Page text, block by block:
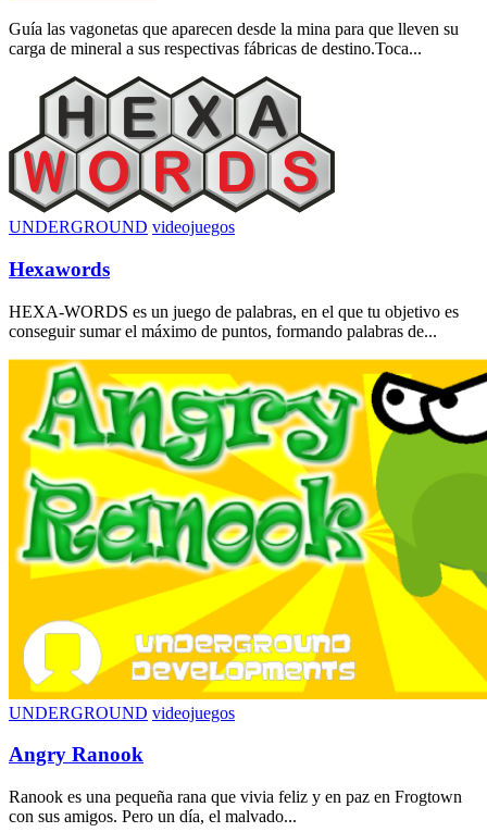
Guía las vagonetas que aparecen desde la mina para que lleven su
carga de mineral a sus respectivas fábricas de destino.Toca...
UNDERGROUND videojuegos
Hexawords
HEXA-WORDS es un juego de palabras, en el que tu objetivo es
conseguir sumar el máximo de puntos, formando palabras de...
UNDERGROUND videojuegos
Angry Ranook
Ranook es una pequeña rana que vivia feliz y en paz en Frogtown
con sus amigos. Pero un día, el malvado...